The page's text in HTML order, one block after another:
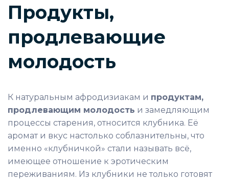
Продукты,
продлевающие
молодость
К натуральным афродизиакам и продуктам,
продлевающим молодость и замедляющим
процессы старения, относится клубника. Её
аромат и вкус настолько соблазнительны, что
именно «клубничкой» стали называть всё,
имеющее отношение к эротическим
переживаниям. Из клубники не только готовят